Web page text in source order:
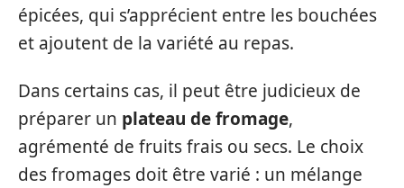
épicées, qui s’apprécient entre les bouchées
et ajoutent de la variété au repas.
Dans certains cas, il peut être judicieux de
préparer un plateau de fromage,
agrémenté de fruits frais ou secs. Le choix
des fromages doit être varié : un mélange